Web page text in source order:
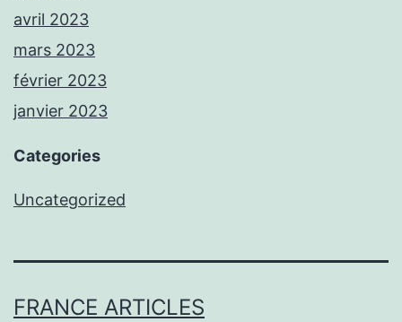
avril 2023
mars 2023
février 2023
janvier 2023
Categories
Uncategorized
FRANCE ARTICLES